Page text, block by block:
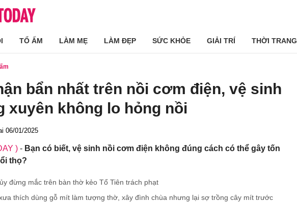
TỔ ẤM LÀM MẸ LÀM ĐẸP SỨC KHỎE GIẢI TRÍ THỜI TRANG
bẩn nhất trên nồi cơm điện, vệ sinh
xuyên không lo hỏng nồi
06/01/2025
) - Bạn có biết, vệ sinh nồi cơm điện không đúng cách có thể gây tốn
thọ?
đừng mắc trên bàn thờ kẻo Tổ Tiên trách phạt
thích dùng gỗ mít làm tượng thờ, xây đình chùa nhưng lại sợ trồng cây mít trước